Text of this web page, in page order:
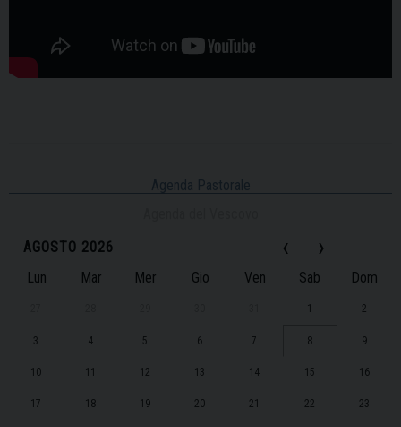
Agenda Pastorale
‹
AGOSTO 2026 ›
Lun Mar Mer Gio Ven Sab Dom
1 2
3 4 5 6 7 8 9
10 11 12 13 14 15 16
17 18 19 20 21 22 23